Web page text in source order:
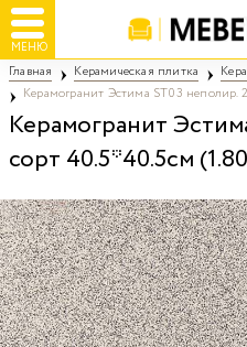
МЕНЮ
Главная Керамическая плитка
Керамогранит Эстима ST03 неполир.
Керамогранит
сорт 40.5*40.5см